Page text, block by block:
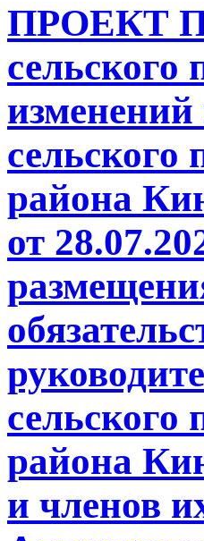
ПРОЕКТ
сельского
района
от
района
и членов